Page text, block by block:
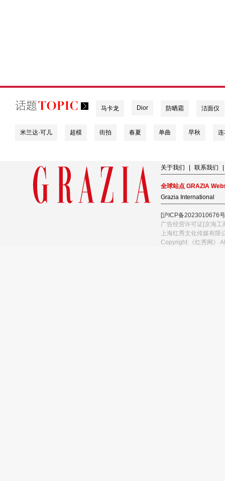
马卡龙 Dior 防晒霜 洁面仪
米兰达·可儿 超模 街拍 春夏 单曲 早秋
关于我们 联系我们
全球站点 GRAZIA
Grazia International
[沪ICP备2023010676
广告经营许可证[京海
上海红秀文化传媒有限
Copyright 《红秀网》